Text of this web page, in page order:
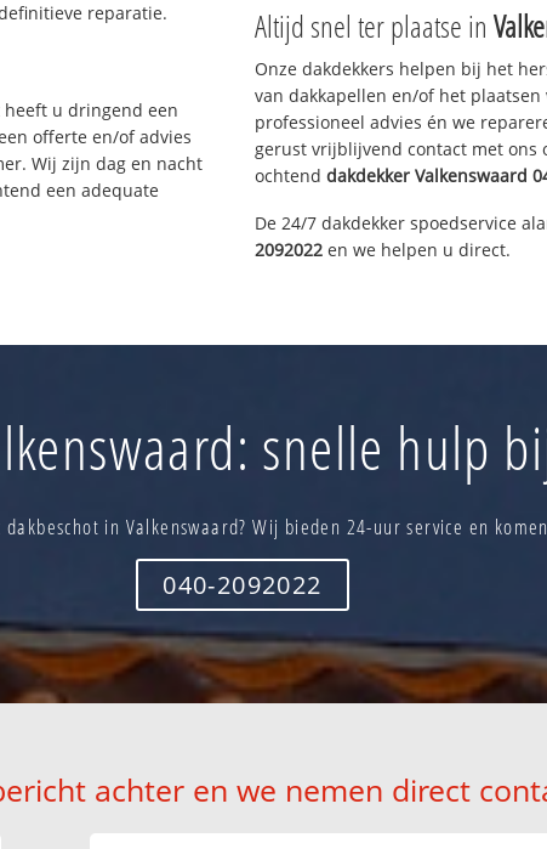
reparatie.
heeft u dringend een
offerte en/of advies
Wij zijn dag en nacht
een adequate
Altijd snel ter plaatse in
Onze dakdekkers helpen bij het
van dakkapellen en/of het
professioneel advies én we
gerust vrijblijvend contact met ons
ochtend dakdekker Valkenswaard
De 24/7 dakdekker spoedservice
2092022 en we helpen u direct.
snelle hulp
in Valkenswaard? Wij bieden 24-uur service en
040-2092022
achter en we nemen direct